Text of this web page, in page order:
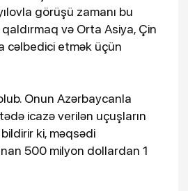
görüşü zamanı bu
və Orta Asiya, Çin
cəlbedici etmək üçün
Onun Azərbaycanla
icazə verilən uçuşların
ki, məqsədi
500 milyon dollardan 1